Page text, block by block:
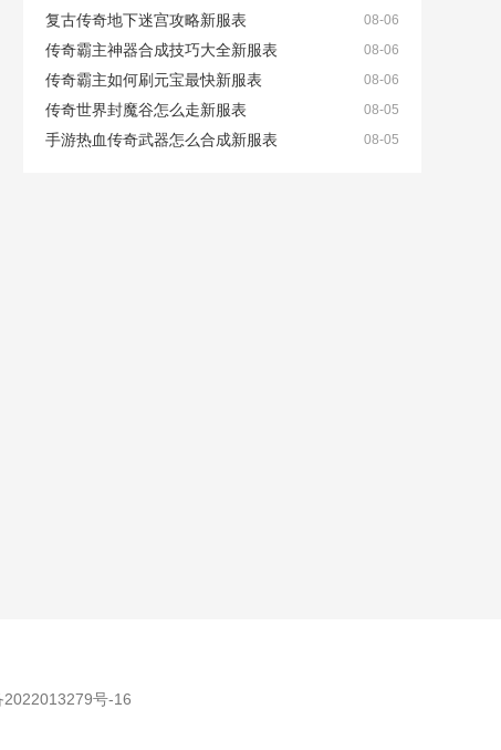
复古传奇地下迷宫攻略新服表 08-06
传奇霸主神器合成技巧大全新服表 08-06
传奇霸主如何刷元宝最快新服表 08-06
传奇世界封魔谷怎么走新服表 08-05
手游热血传奇武器怎么合成新服表 08-05
2022013279号-16